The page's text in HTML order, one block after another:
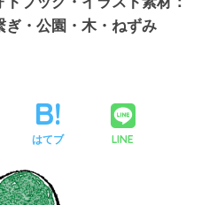
ぎ・公園・木・ねずみ
はてブ LINE